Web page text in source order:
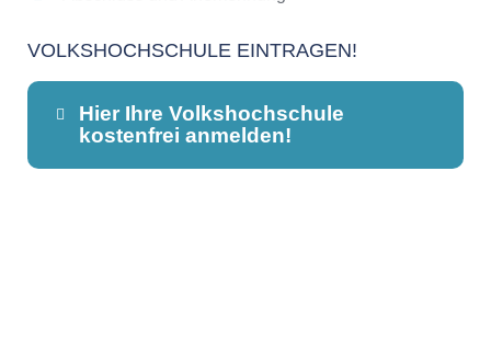
VOLKSHOCHSCHULE EINTRAGEN!
Hier Ihre Volkshochschule
kostenfrei anmelden!